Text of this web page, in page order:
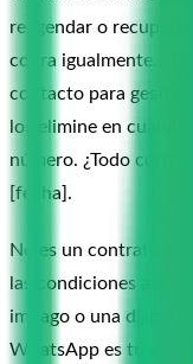
reagendar o
cobra igualmente. ·
contacto para
los elimine en
número. ¿Todo
[fecha].
No es un contrato
las condiciones
impago o una
WhatsApp es tu